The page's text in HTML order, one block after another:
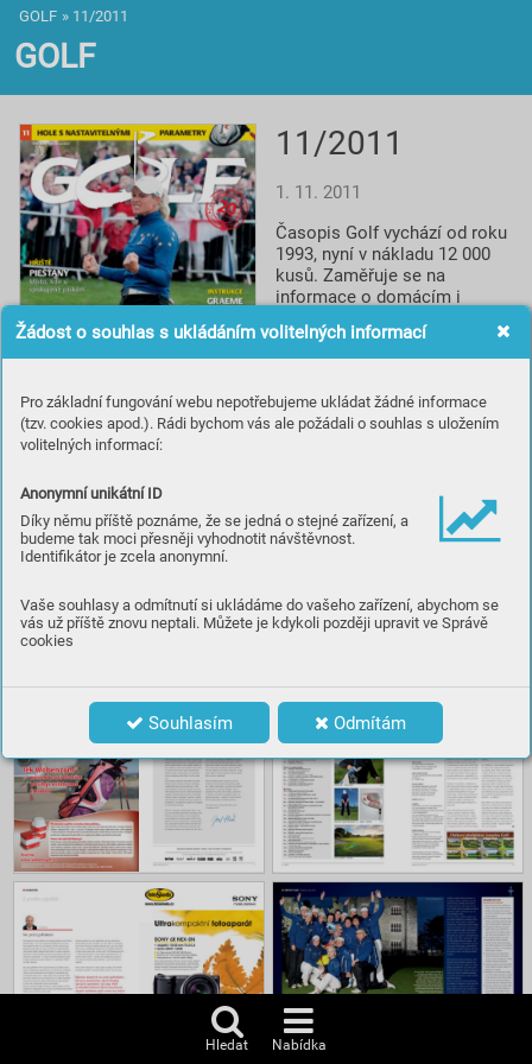
Žádost o souhlas s ukládáním volitelných informací
Pro základní fungování webu nepotřebujeme ukládat žádné informace
(tzv. cookies apod.). Rádi bychom vás ale požádali o souhlas s uložením
volitelných informací:
Anonymní unikátní ID
Díky němu příště poznáme, že se jedná o stejné zařízení, a
budeme tak moci přesněji vyhodnotit návštěvnost.
Identifikátor je zcela anonymní.
Vaše souhlasy a odmítnutí si ukládáme do vašeho zařízení, abychom se
vás už příště znovu neptali. Můžete je kdykoli později upravit ve Správě
cookies
Souhlasím Odmítám
11/2011
1. 11. 2011
Časopis Golf vychází od roku
1993, nyní v nákladu 12 000
kusů. Zaměřuje se na
informace o domácím i
rozhovory a profily, testy
vybavení, informace o
golfem. Spolupracuje s
prestižním britským titulem
asociace.
Obsah
GOLF » 11/2011
GOLF
Hledat Nabídka